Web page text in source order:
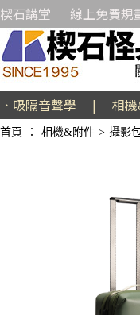
楔石講堂 線上免費規
．吸隔音聲學 | 相
首頁 ： 相機&附件 > 攝影